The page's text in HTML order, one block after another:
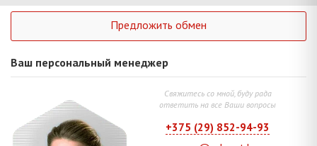
Предложить обмен
Ваш персональный менеджер
Свяжитесь со мной, буду рада
ответить на все Ваши вопросы
+375 (29) 852-94-93